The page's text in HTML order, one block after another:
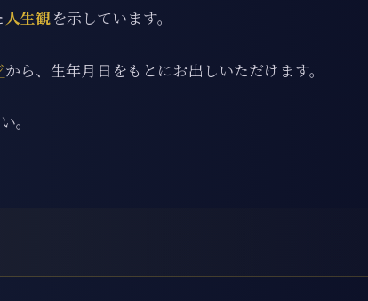
人生観を示しています。
から、生年月日をもとにお出しいただけます。
。